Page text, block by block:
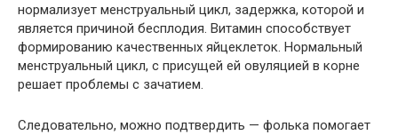
нормализует менструальный цикл, задержка, которой и
является причиной бесплодия. Витамин способствует
формированию качественных яйцеклеток. Нормальный
менструальный цикл, с присущей ей овуляцией в корне
решает проблемы с зачатием.
Следовательно, можно подтвердить — фолька помогает